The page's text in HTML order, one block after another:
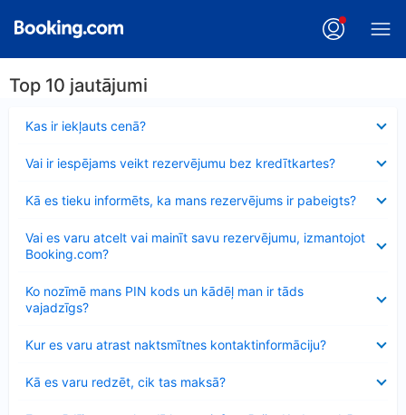
Top 10 jautājumi
Kas ir iekļauts cenā?
Vai ir iespējams veikt rezervējumu bez kredītkartes?
Kā es tieku informēts, ka mans rezervējums ir pabeigts?
Vai es varu atcelt vai mainīt savu rezervējumu, izmantojot
Booking.com?
Ko nozīmē mans PIN kods un kādēļ man ir tāds
vajadzīgs?
Kur es varu atrast naktsmītnes kontaktinformāciju?
Kā es varu redzēt, cik tas maksā?